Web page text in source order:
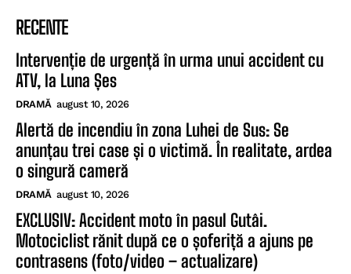
RECENTE
Intervenție de urgență în urma unui accident cu
ATV, la Luna Șes
DRAMĂ august 10, 2026
Alertă de incendiu în zona Luhei de Sus: Se
anunțau trei case și o victimă. În realitate, ardea
o singură cameră
DRAMĂ august 10, 2026
EXCLUSIV: Accident moto în pasul Gutâi.
Motociclist rănit după ce o șoferiță a ajuns pe
contrasens (foto/video – actualizare)